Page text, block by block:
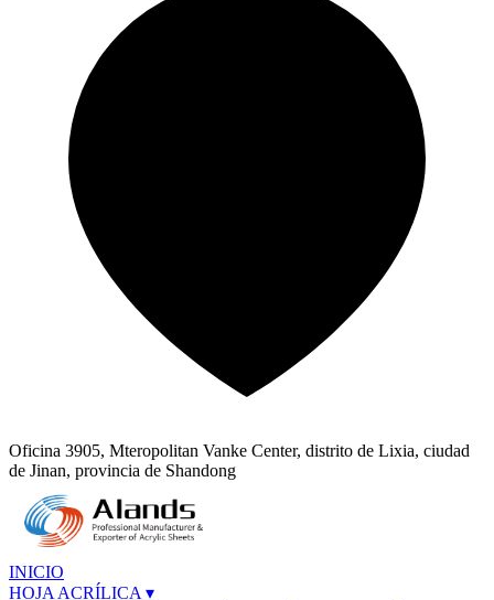
Oficina 3905, Mteropolitan Vanke Center, distrito de Lixia, ciudad
de Jinan, provincia de Shandong
INICIO
HOJA ACRÍLICA ▾